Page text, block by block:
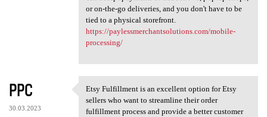
or on-the-go deliveries, and you don't have to be
tied to a physical storefront.
https://paylessmerchantsolutions.com/mobile-
processing/
PPC
30.03.2023
Etsy Fulfillment is an
Etsy Fulfillment is an excellent option for Etsy
sellers who want to streamline their order
fulfillment process and provide a better customer